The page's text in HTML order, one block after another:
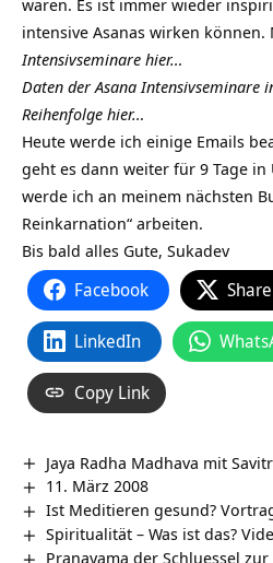
intensive Asanas wirken
Intensivseminare hier…
Daten der Asana Intensivseminare
Reihenfolge hier…
Heute werde ich einige Emails
geht es dann weiter für 9 Tage
werde ich an meinem nächsten
Reinkarnation“ arbeiten.
Bis bald alles Gute, Sukadev
Facebook
LinkedIn
Copy Link
Jaya Radha Madhava mit
11. März 2008
Ist Meditieren gesund?
Spiritualität – Was ist das?
Pranayama der Schluessel